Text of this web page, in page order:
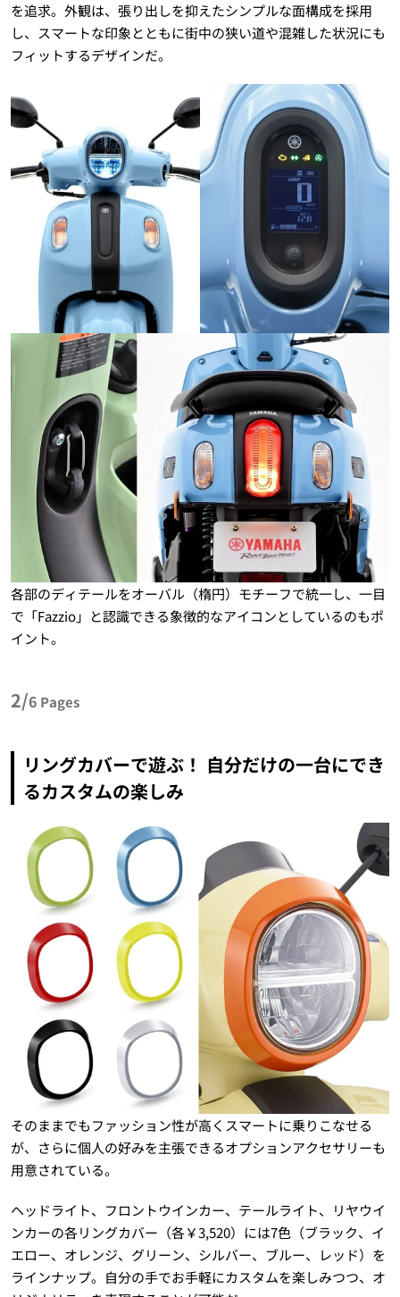
を追求。外観は、張り出しを抑えたシンプルな面構成を採用
し、スマートな印象とともに街中の狭い道や混雑した状況にも
フィットするデザインだ。
各部のディテールをオーバル（楕円）モチーフで統一し、一目
で「Fazzio」と認識できる象徴的なアイコンとしているのもポ
イント。
2/6 Pages
リングカバーで遊ぶ！ 自分だけの一台にでき
るカスタムの楽しみ
そのままでもファッション性が高くスマートに乗りこなせる
が、さらに個人の好みを主張できるオプションアクセサリーも
用意されている。
ヘッドライト、フロントウインカー、テールライト、リヤウイ
ンカーの各リングカバー（各￥3,520）には7色（ブラック、イ
エロー、オレンジ、グリーン、シルバー、ブルー、レッド）を
ラインナップ。自分の手でお手軽にカスタムを楽しみつつ、オ